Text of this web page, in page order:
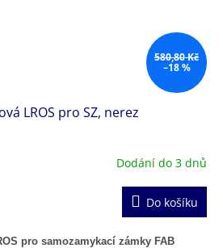
580,80 Kč
–18 %
LROS pro SZ, nerez
Dodání do 3 dnů
Do košíku
pro samozamykací zámky FAB